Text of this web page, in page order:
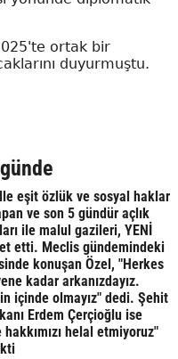
ortak bir
duyurmuştu.
eşit özlük ve sosyal haklar
ve son 5 gündür açlık
ile malul gazileri, YENİ
etti. Meclis gündemindeki
konuşan Özel, "Herkes
kadar arkanızdayız.
içinde olmayız" dedi. Şehit
Erdem Çerçioğlu ise
helal etmiyoruz"